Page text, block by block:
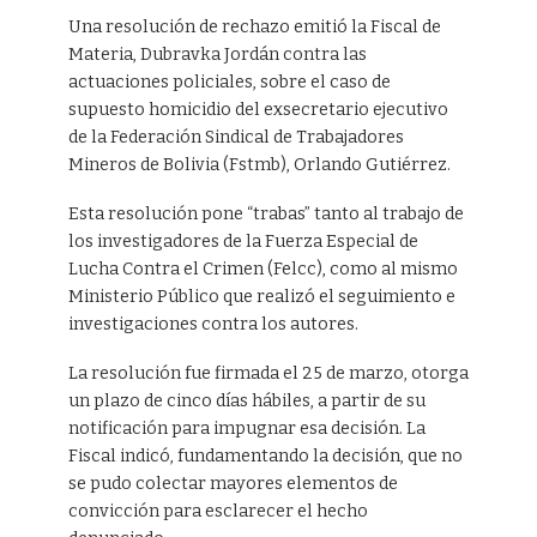
Una resolución de rechazo emitió la Fiscal de
Materia, Dubravka Jordán contra las
actuaciones policiales, sobre el caso de
supuesto homicidio del exsecretario ejecutivo
de la Federación Sindical de Trabajadores
Mineros de Bolivia (Fstmb), Orlando Gutiérrez.
Esta resolución pone “trabas” tanto al trabajo de
los investigadores de la Fuerza Especial de
Lucha Contra el Crimen (Felcc), como al mismo
Ministerio Público que realizó el seguimiento e
investigaciones contra los autores.
La resolución fue firmada el 25 de marzo, otorga
un plazo de cinco días hábiles, a partir de su
notificación para impugnar esa decisión. La
Fiscal indicó, fundamentando la decisión, que no
se pudo colectar mayores elementos de
convicción para esclarecer el hecho